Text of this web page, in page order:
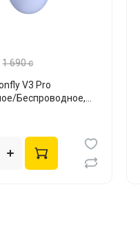
1 690 c
V3 Pro
Беспроводное,